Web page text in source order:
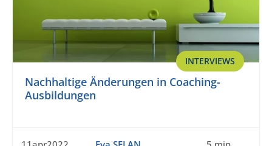
INTERVIEWS
Nachhaltige Änderungen in Coaching-
Ausbildungen